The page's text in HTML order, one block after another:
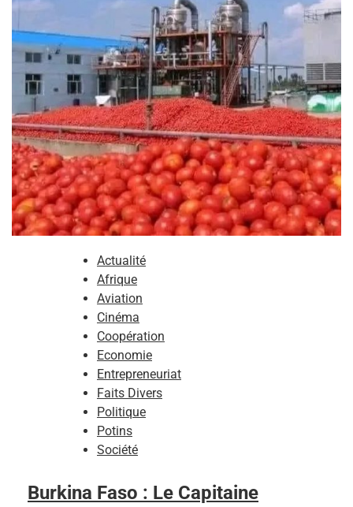
Actualité
Afrique
Aviation
Cinéma
Coopération
Economie
Entrepreneuriat
Faits Divers
Politique
Potins
Société
Burkina Faso : Le Capitaine